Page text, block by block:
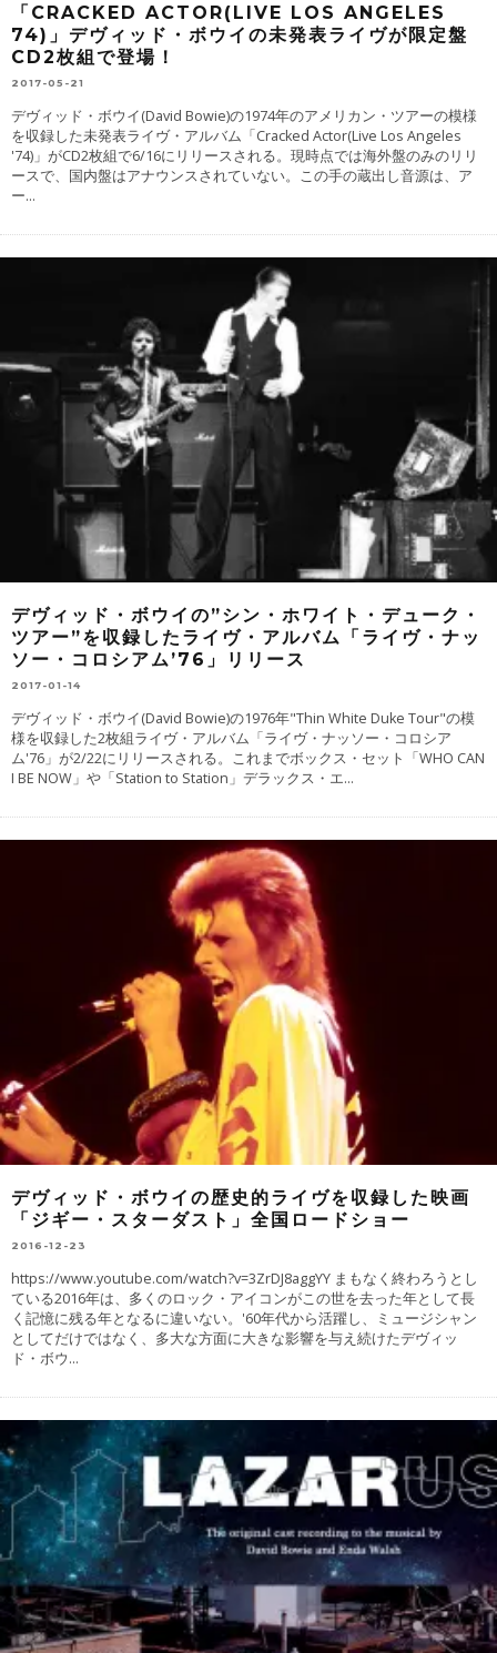
「CRACKED ACTOR(LIVE LOS ANGELES
74)」デヴィッド・ボウイの未発表ライヴが限定盤
CD2枚組で登場！
2017-05-21
デヴィッド・ボウイ(David Bowie)の1974年のアメリカン・ツアーの模様
を収録した未発表ライヴ・アルバム「Cracked Actor(Live Los Angeles
'74)」がCD2枚組で6/16にリリースされる。現時点では海外盤のみのリリ
ースで、国内盤はアナウンスされていない。この手の蔵出し音源は、ア
ー...
デヴィッド・ボウイの”シン・ホワイト・デューク・
ツアー”を収録したライヴ・アルバム「ライヴ・ナッ
ソー・コロシアム’76」リリース
2017-01-14
デヴィッド・ボウイ(David Bowie)の1976年"Thin White Duke Tour"の模
様を収録した2枚組ライヴ・アルバム「ライヴ・ナッソー・コロシア
ム'76」が2/22にリリースされる。これまでボックス・セット「WHO CAN
I BE NOW」や「Station to Station」デラックス・エ...
デヴィッド・ボウイの歴史的ライヴを収録した映画
「ジギー・スターダスト」全国ロードショー
2016-12-23
https://www.youtube.com/watch?v=3ZrDJ8aggYY まもなく終わろうとし
ている2016年は、多くのロック・アイコンがこの世を去った年として長
く記憶に残る年となるに違いない。'60年代から活躍し、ミュージシャン
としてだけではなく、多大な方面に大きな影響を与え続けたデヴィッ
ド・ボウ...